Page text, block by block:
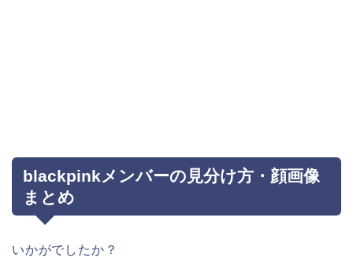
blackpinkメンバーの見分け方・顔画像
まとめ
いかがでしたか？